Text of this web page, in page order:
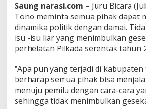
Saung narasi.com – Juru Bicara
Tono meminta semua pihak dapat
dinamika politik dengan damai.
isu -isu liar yang menimbulkan
perhelatan Pilkada serentak tahun
“Apa pun yang terjadi di kabupaten
berharap semua pihak bisa
menuju pemilu dengan cara-cara
sehingga tidak menimbulkan